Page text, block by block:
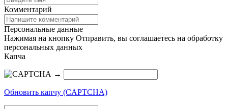
Комментарий
Персональные данные
Нажимая на кнопку Отправить, вы соглашаетесь на обработку
персональных данных
Капча
→
Обновить капчу (CAPTCHA)